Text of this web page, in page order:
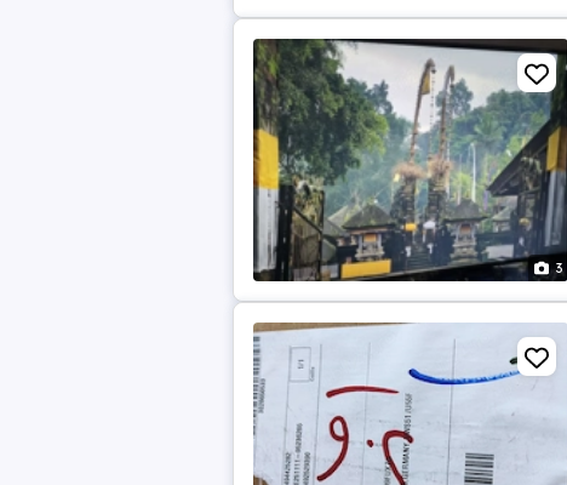
3